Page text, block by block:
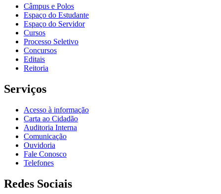
Câmpus e Polos
Espaço do Estudante
Espaço do Servidor
Cursos
Processo Seletivo
Concursos
Editais
Reitoria
Serviços
Acesso à informação
Carta ao Cidadão
Auditoria Interna
Comunicação
Ouvidoria
Fale Conosco
Telefones
Redes Sociais